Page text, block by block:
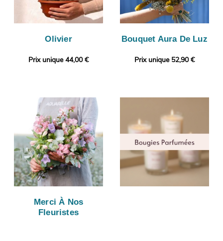
Olivier
Prix unique 44,00 €
Bouquet Aura De Luz
Prix unique 52,90 €
Merci À Nos
Fleuristes